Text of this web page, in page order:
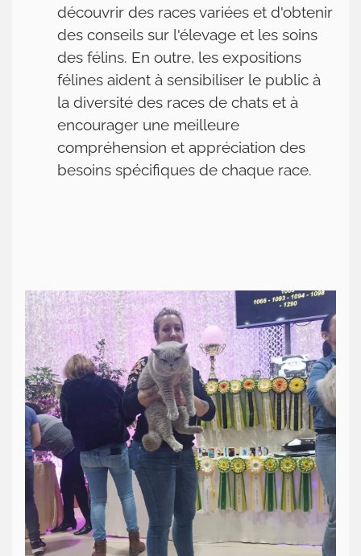
découvrir des races variées et d'obtenir
des conseils sur l'élevage et les soins
des félins. En outre, les expositions
félines aident à sensibiliser le public à
la diversité des races de chats et à
encourager une meilleure
compréhension et appréciation des
besoins spécifiques de chaque race.